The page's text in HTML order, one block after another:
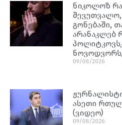
ნიკოლოზ
გონებაში,
არანაკლებ
09/08/2026
ასეთი
(ვიდეო)
09/08/2026